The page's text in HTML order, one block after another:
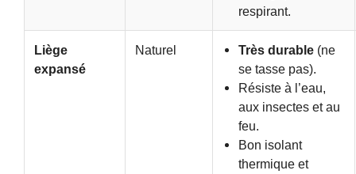
respirant.
Liège
expansé
Naturel Très durable (ne
se tasse pas).
Résiste à l’eau,
aux insectes et au
feu.
Bon isolant
thermique et